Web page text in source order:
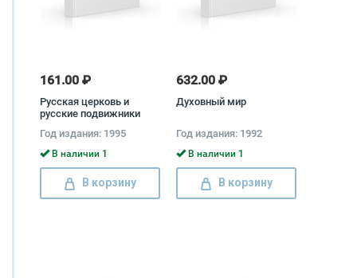
161.00 ₽
Русская церковь и
русские подвижники
Поселянин
Год издания: 1995
В наличии 1
В корзину
632.00 ₽
Духовный мир
Год издания: 1992
В наличии 1
В корзину